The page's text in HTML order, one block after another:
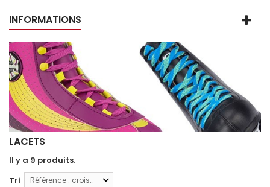
INFORMATIONS
LACETS
Il y a 9 produits.
Tri
Référence : croissante